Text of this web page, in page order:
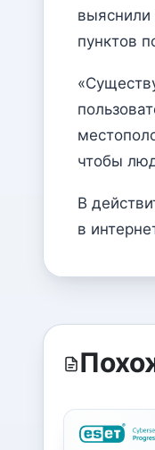
пунктов
чтобы
В
в